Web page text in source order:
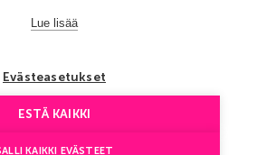
Lue lisää
Evästeasetukset
ESTÄ KAIKKI
KAIKKI EVÄSTEET
2026